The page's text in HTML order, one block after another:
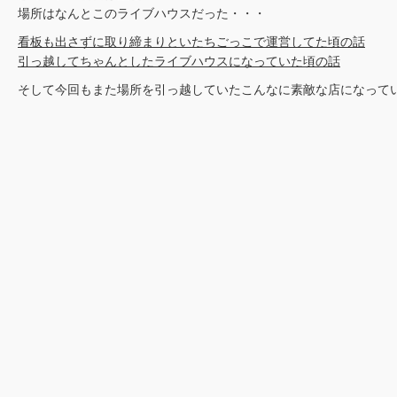
場所はなんとこのライブハウスだった・・・
看板も出さずに取り締まりといたちごっこで運営してた頃の話
引っ越してちゃんとしたライブハウスになっていた頃の話
そして今回もまた場所を引っ越していたこんなに素敵な店になって